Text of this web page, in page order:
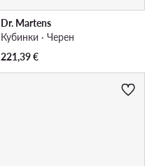
Dr. Martens
Кубинки · Черен
221,39€